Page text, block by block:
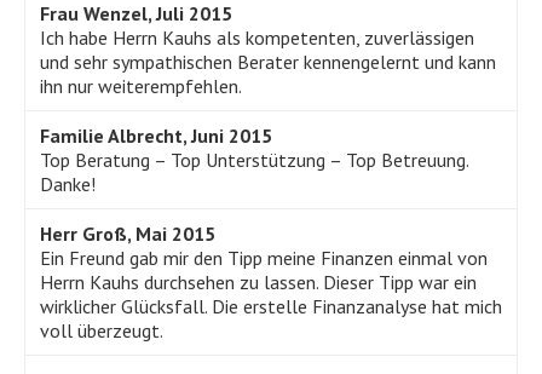
Frau Wenzel, Juli 2015
Ich habe Herrn Kauhs als kompetenten, zuverlässigen
und sehr sympathischen Berater kennengelernt und kann
ihn nur weiterempfehlen.
Familie Albrecht, Juni 2015
Top Beratung – Top Unterstützung – Top Betreuung.
Danke!
Herr Groß, Mai 2015
Ein Freund gab mir den Tipp meine Finanzen einmal von
Herrn Kauhs durchsehen zu lassen. Dieser Tipp war ein
wirklicher Glücksfall. Die erstelle Finanzanalyse hat mich
voll überzeugt.